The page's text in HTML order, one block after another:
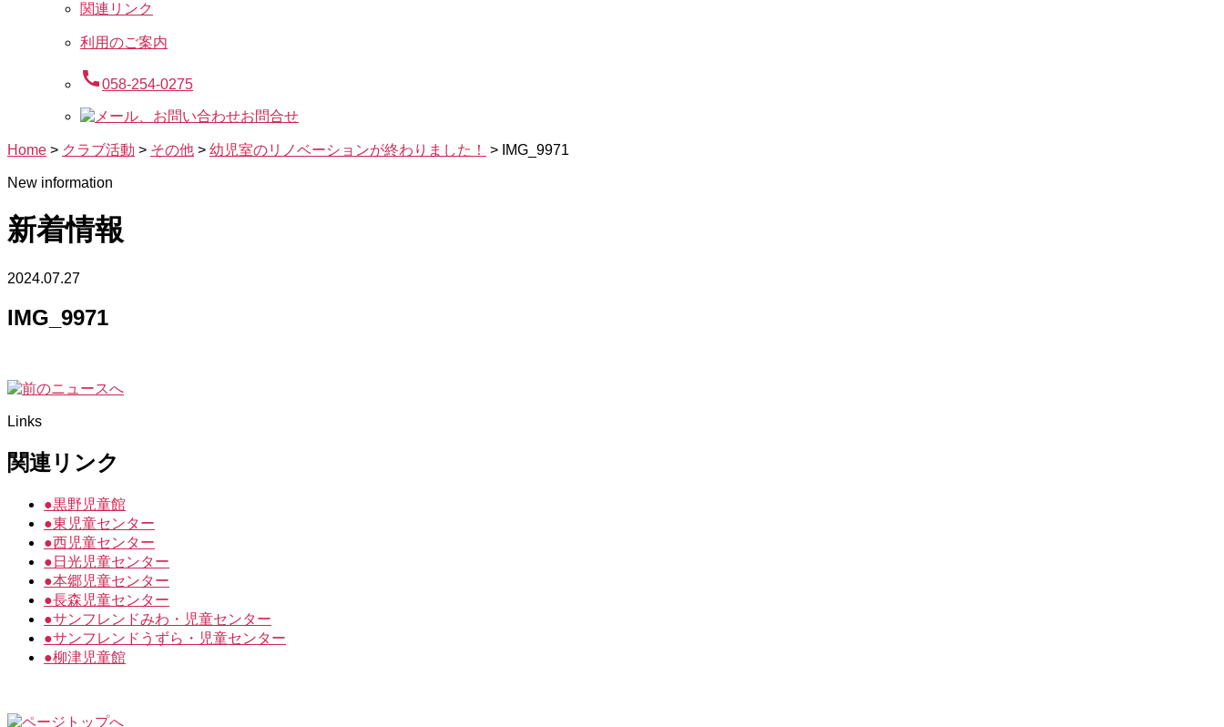
関連リンク
利用のご案内
call058-254-0275
お問合せ
Home > クラブ活動 > その他 > 幼児室のリノベーションが終わりました！ > IMG_9971
New information
新着情報
2024.07.27
IMG_9971
Links
関連リンク
●黒野児童館
●東児童センター
●西児童センター
● 日光児童センター
●本郷児童センター
●長森児童センター
●サンフレンドみわ・児童センター
●サンフレンドうずら・児童センター
●柳津児童館